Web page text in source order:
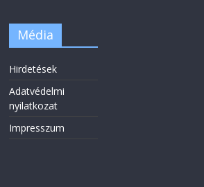
Média
Hirdetések
Adatvédelmi
nyilatkozat
Impresszum